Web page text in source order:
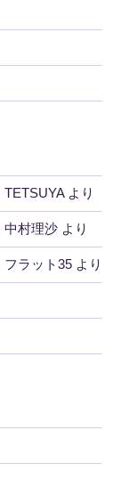
TETSUYAより
中村理沙 より
フラット35 より